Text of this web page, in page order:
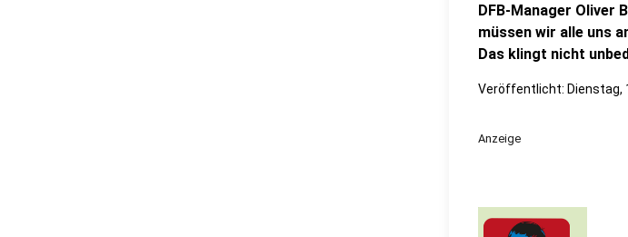
DFB-Manager Oliver
müssen wir alle uns
Das klingt nicht
Veröffentlicht: Dienstag,
Anzeige